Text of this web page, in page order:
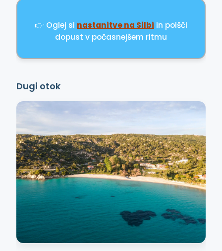
👉 Oglej si nastanitve na Silbi in poišči
dopust v počasnejšem ritmu
Dugi otok